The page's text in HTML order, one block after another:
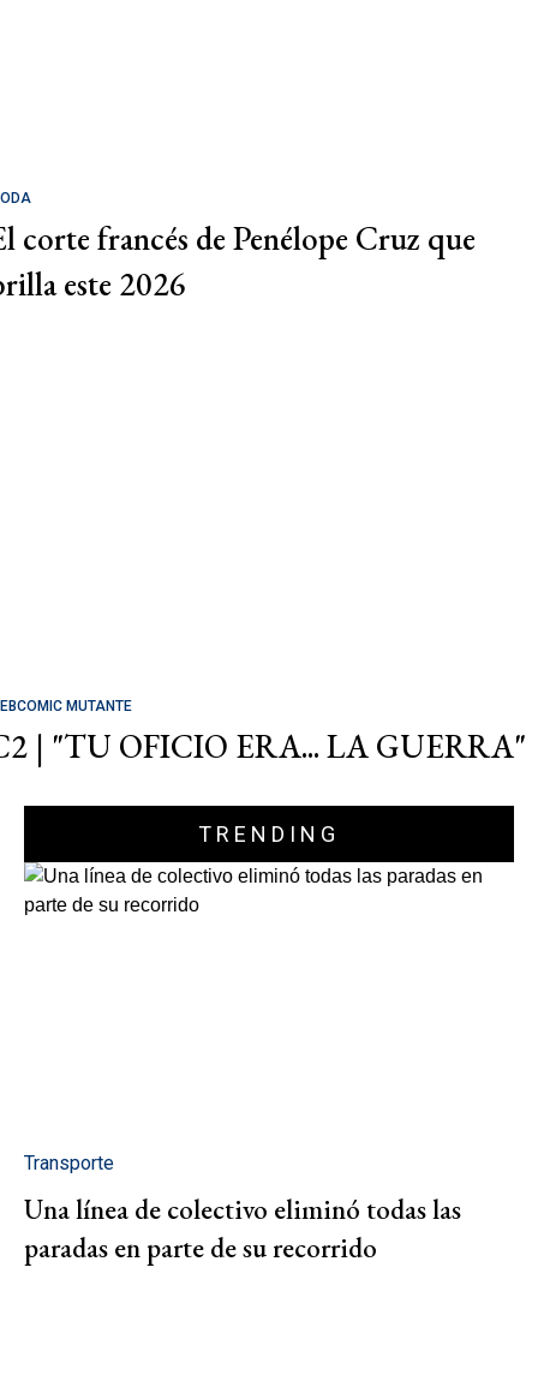
corte francés de Penélope Cruz que
este 2026
MUTANTE
| "TU OFICIO ERA... LA GUERRA"
TRENDING
Transporte
Una línea de colectivo eliminó todas las
paradas en parte de su recorrido